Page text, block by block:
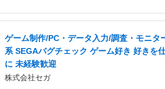
ゲーム制作/PC・データ入力/調査・モニタ
系 SEGAバグチェック ゲーム好き 好きを
に 未経験歓迎
株式会社セガ